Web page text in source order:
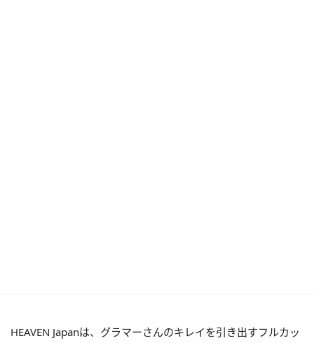
HEAVEN Japanは、グラマーさんのキレイを引き出すフルカッ